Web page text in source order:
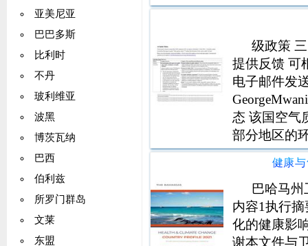
亚美尼亚
巴巴多斯
比利时
不丹
玻利维亚
波黑
博茨瓦纳
巴西
伯利兹
所罗门群岛
文莱
东盟
中的大部分
级政策
提供反馈 可
电子邮件发
态 该国空气
部分地区的
中的大部分
向但仍然有
健康
巴哈马州
内容1执行
化的健康影
谢本文件与